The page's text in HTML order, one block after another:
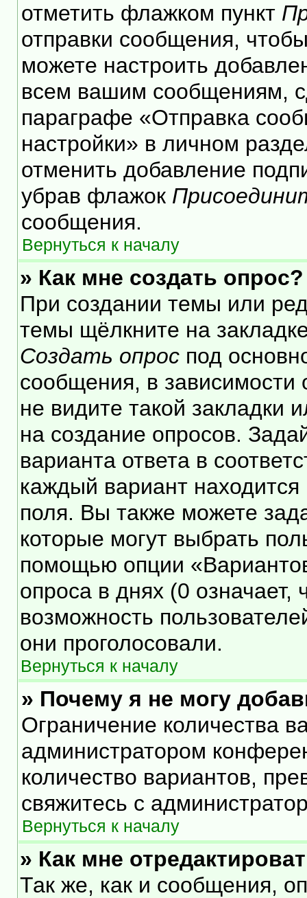
отметить флажком пункт
отправки сообщения,
можете настроить
всем вашим сообщениям,
параграфе «Отправка
настройки» в личном
отменить добавление
убрав флажок
сообщения.
Вернуться к началу
» Как мне создать опрос?
При создании темы или
темы щёлкните на
Создать опрос под
сообщения, в зависимости
не видите такой
на создание опросов.
варианта ответа в
каждый вариант находится
поля. Вы также можете
которые могут выбрать
помощью опции
опроса в днях (0 означает,
возможность
они проголосовали.
Вернуться к началу
» Почему я не могу
Ограничение количества
администратором
количество вариантов,
свяжитесь с
Вернуться к началу
» Как мне
Так же, как и сообщения,